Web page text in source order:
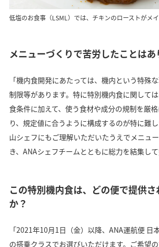
低塩のお食事（LSML）では、チキンのローストがメ
メニューづくりで苦労したことはあ
「機内食開発にあたっては、機内という特殊
制限等があります。特に特別機内食に関して
食条件に加えて、使う食材や成分の規制を厳
り、規定値に合うように構成するのが特に難
山シェフにもご理解いただいたうえでメニュ
き、ANAシェフチームとともに総力を結集して
この特別機内食は、どの便で提供さ
か？
「2021年10月1日（金）以降、ANA運航便 日
の搭乗クラスでお選びいただけます。ご希望